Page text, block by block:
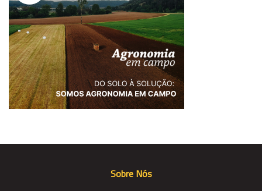
Sobre Nós